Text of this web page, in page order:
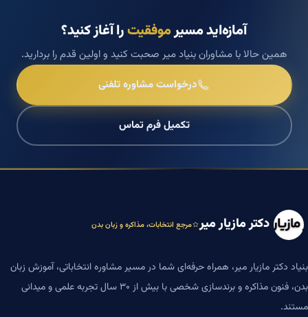
آمازه‌اید مسیرموفقیترا آغاز کنید؟
همین حالا با مشاوران بنیاد میر صحبت کنید و اولین قدم را بردارید.
درخواست مشاوره تلفنی
تکمیل فرم تماس
دکتر مازیار میر مرجع انتخابات، مذاکره و زبان بدن
بنیاد دکتر مازیار میر، همراه حرفه‌ای شما در مسیر مشاوره انتخاباتی، آموزش زبان
بدن، فنون مذاکره و برندسازی شخصی با بیش از ۳۰ سال تجربه علمی و میدانی
مستند.